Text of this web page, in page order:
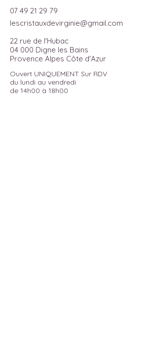
07 49 21 29 79
lescristauxdevirginie@gmail.com
22 rue de l'Hubac
04 000 Digne les Bains
Provence Alpes Côte d'Azur
Ouvert UNIQUEMENT Sur RDV
du lundi au vendredi
de 14h00 à 18h00